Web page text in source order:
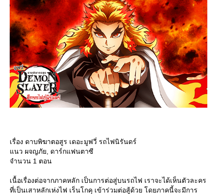
เรื่อง ดาบพิฆาตอสูร เดอะมูฟวี่ รถไฟนิรันดร์
นว ผจญภัย, ดาร์กแฟนตาซี
จำนวน 1 ตอน
เนื้อเรื่องต่อจากภาคหลัก เป็นการต่อสู่บนรถไฟ เราจะได้เห็นตัวละคร
ที่เป็นเสาหลักเห่งไฟ เร็นโกคุ เข้าร่วมต่อสู้ด้วย โดยภาคนี้จะมีการ